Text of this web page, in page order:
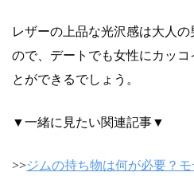
レザーの上品な光沢感は大人
ので、デートでも女性にカッコ
とができるでしょう。
▼一緒に見たい関連記事▼
>>ジムの持ち物は何が必要？